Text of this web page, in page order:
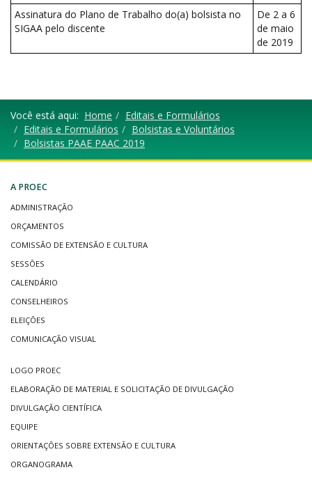
Assinatura do Plano de Trabalho do(a) bolsista no
SIGAA pelo discente
De 2 a 6
de maio
de 2019
Você está aqui: Home
Editais e Formulários
Editais e Formulários
Bolsistas e Voluntários
Bolsistas PAAE PAAC 2019
A PROEC
ADMINISTRAÇÃO
ORÇAMENTOS
COMISSÃO DE EXTENSÃO E CULTURA
SESSÕES
CALENDÁRIO
CONSELHEIROS
ELEIÇÕES
COMUNICAÇÃO VISUAL
LOGO PROEC
ELABORAÇÃO DE MATERIAL E SOLICITAÇÃO DE DIVULGAÇÃO
DIVULGAÇÃO CIENTÍFICA
EQUIPE
ORIENTAÇÕES SOBRE EXTENSÃO E CULTURA
ORGANOGRAMA